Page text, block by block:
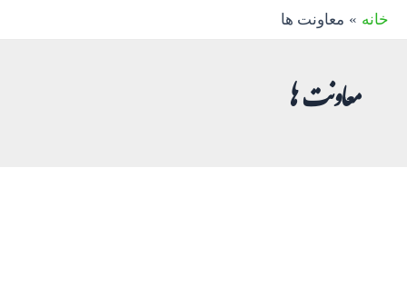
پرشخانه معاونت ها
معاونت ها